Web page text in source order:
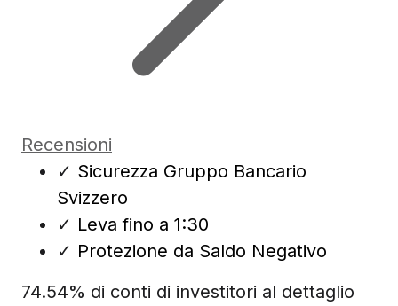
Recensioni
✓ Sicurezza Gruppo Bancario
Svizzero
✓ Leva fino a 1:30
✓ Protezione da Saldo Negativo
74.54% di conti di investitori al dettaglio